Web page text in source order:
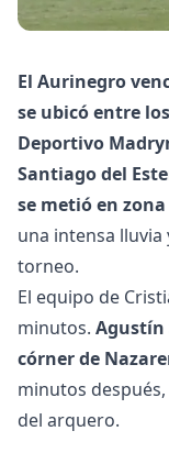
El Aurinegro
se ubicó entre
Deportivo
Santiago del
se metió en
una intensa
torneo.
El equipo de
minutos. Agustín
córner de
minutos
del arquero.